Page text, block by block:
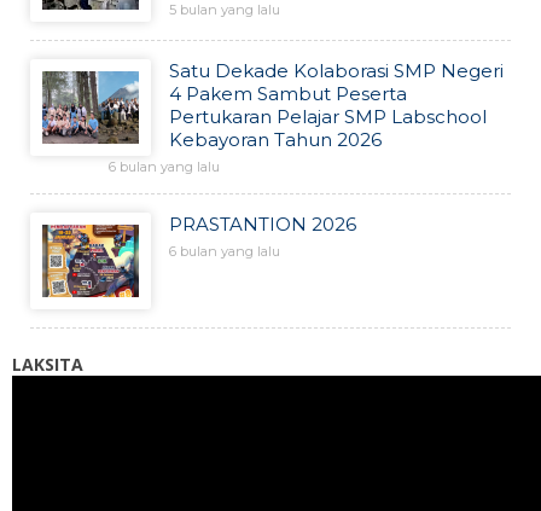
5 bulan yang lalu
Satu Dekade Kolaborasi SMP Negeri
4 Pakem Sambut Peserta
Pertukaran Pelajar SMP Labschool
Kebayoran Tahun 2026
6 bulan yang lalu
PRASTANTION 2026
6 bulan yang lalu
LAKSITA